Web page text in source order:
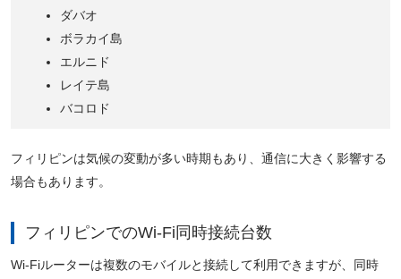
ダバオ
ボラカイ島
エルニド
レイテ島
バコロド
フィリピンは気候の変動が多い時期もあり、通信に大きく影響する
場合もあります。
フィリピンでのWi-Fi同時接続台数
Wi-Fiルーターは複数のモバイルと接続して利用できますが、同時